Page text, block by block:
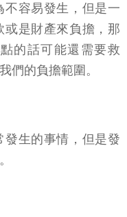
容易發生，但是一
是財產來負擔，那
的話可能還需要救
們的負擔範圍。
生的事情，但是發